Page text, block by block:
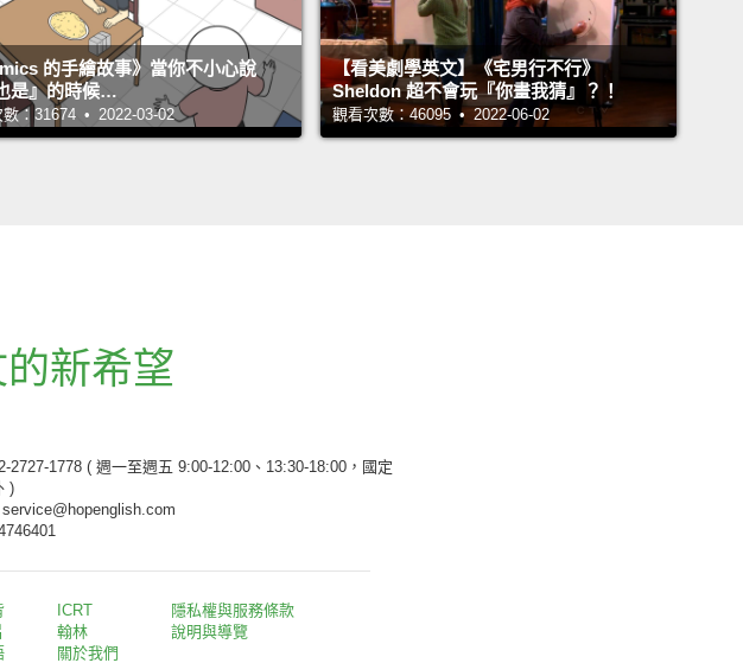
的手繪故事》當你不小心說
是』的時候…
數：31674 • 2022-03-02
【看美劇學英文】《宅男行不行》
Sheldon 超不會玩『你畫我猜』？！
觀看次數：46095 • 2022-06-02
新希望
2727-1778 ( 週一至週五 9:00-12:00、13:30-18:00，國定
)
ICRT
翰林
關於我們
隱私權與服務條款
說明與導覽